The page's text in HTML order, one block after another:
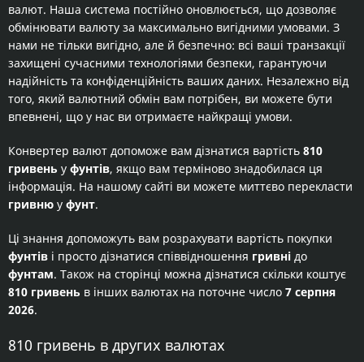
валют. Наша система постійно оновлюється, що дозволяє
обмінювати валюту за максимально вигідними умовами. З
нами не тільки вигідно, але й безпечно: всі ваші транзакції
захищені сучасними технологіями безпеки, гарантуючи
надійність та конфіденційність ваших даних. Незалежно від
того, який валютний обмін вам потрібен, ви можете бути
впевнені, що у нас ви отримаєте найкращі умови.
Конвертер валют допоможе вам дізнатися вартість 810
гривень у фунтів, якщо вам терміново знадобилася ця
інформація. На нашому сайті ви можете миттєво перекласти
гривню у фунт.
Ці знання допоможуть вам розрахувати вартість покупки
фунтів і просто дізнатися співвідношення гривні до
фунтам. Також на сторінці можна дізнатися скільки коштує
810 гривень в інших валютах на поточне число 7 серпня
2026.
810 гривень в других валютах